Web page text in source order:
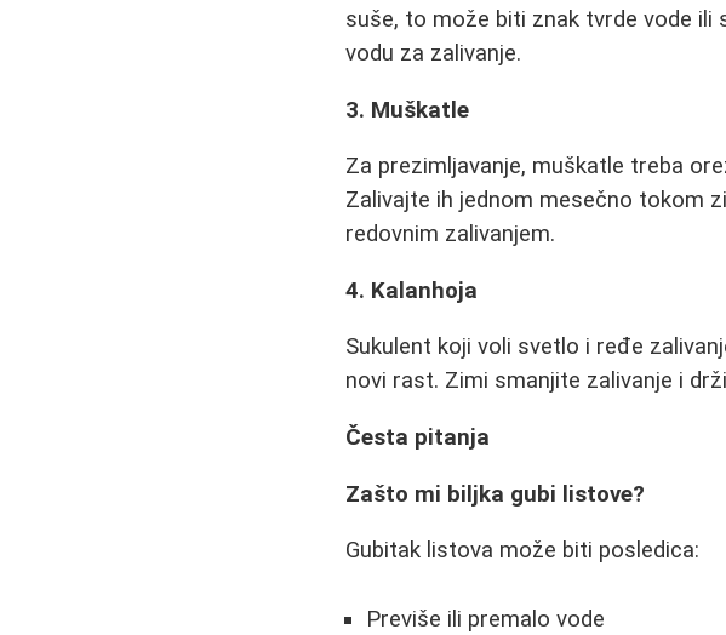
suše, to može biti znak tvrde vode
vodu za zalivanje.
3. Muškatle
Za prezimljavanje, muškatle treba
Zalivajte ih jednom mesečno tokom
redovnim zalivanjem.
4. Kalanhoja
Sukulent koji voli svetlo i ređe
novi rast. Zimi smanjite zalivanje i
Česta pitanja
Zašto mi biljka gubi listove?
Gubitak listova može biti posledica:
Previše ili premalo vode